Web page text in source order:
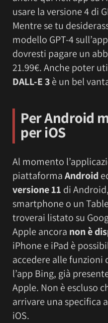
usare la versione 4 di
Mentre se tu
modello GPT-4
dovresti pagare un
21.99€. Anche poter
DALL-E 3è un bel
Per Android
per iOS
Al momento
piattaformaAndroid
versione 11 di
smartphone o un
troverai listato su
Apple ancora non è
iPhone e iPad è
accedere alle funzioni
l’app Bing, già
Apple. Non è escluso
arrivare una specifica
iOS.